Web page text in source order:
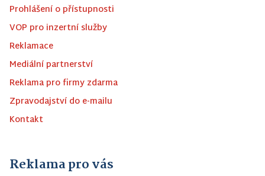
Prohlášení o přístupnosti
VOP pro inzertní služby
Reklamace
Mediální partnerství
Reklama pro firmy zdarma
Zpravodajství do e-mailu
Kontakt
Reklama pro vás